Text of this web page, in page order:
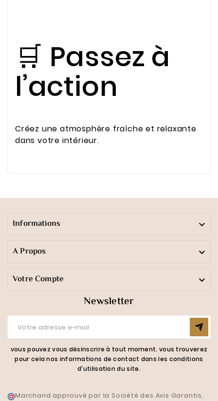
🛒 Passez à
l’action
Créez une atmosphère fraîche et relaxante
dans votre intérieur.
Informations 
A Propos 
Votre Compte 
Newsletter
vous pouvez vous désinscrire à tout moment. vous trouverez
pour cela nos informations de contact dans les conditions
d'utilisation du site.
Marchand approuvé par la Société des Avis Garantis,